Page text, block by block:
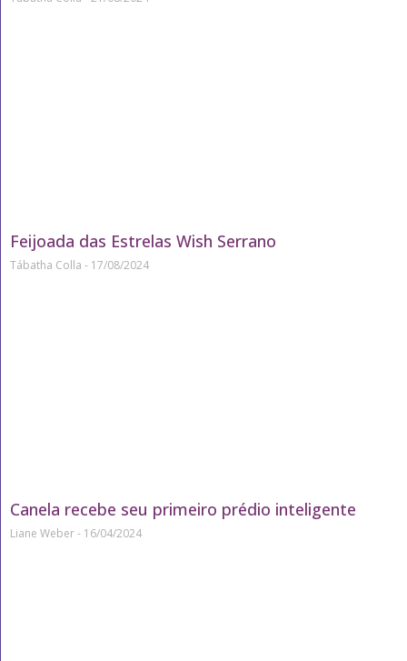
Feijoada das Estrelas Wish Serrano
Tábatha Colla 17/08/2024
Canela recebe seu primeiro prédio inteligente
Liane Weber 16/04/2024